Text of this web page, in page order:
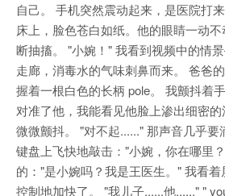
自己。 手机突然震动起来，是医院打
床上，脸色苍白如纸。他的眼睛一动
断抽搐。 "小婉！" 我看到视频中的情
走廊，消毒水的气味刺鼻而来。 爸爸
握着一根白色的长柄 pole。 我颤抖着
对准了他，我能看见他脸上渗出细密
微微颤抖。 "对不起......" 那声音几乎
键盘上飞快地敲击："小婉，你在哪里
的："是小婉吗？我是王医生。" 我看
控制地加快了。 "我儿子......他......" "